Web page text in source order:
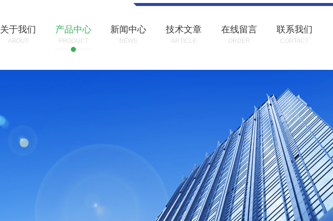
关于我们
ABOUT
产品中心
PRODUCT
新闻中心
NEWS
技术文章
ARTICLE
在线留言
ORDER
联系我们
CONTACT